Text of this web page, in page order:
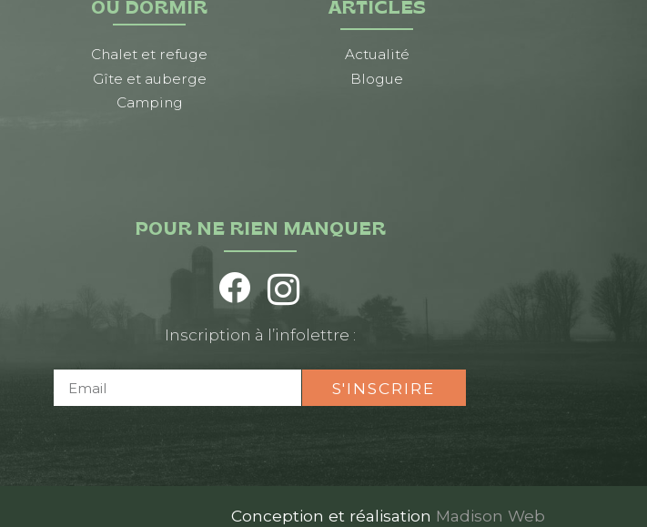
OÙ DORMIR
Chalet et refuge
Gîte et auberge
Camping
ARTICLES
Actualité
Blogue
POUR NE RIEN MANQUER
Inscription à l’infolettre :
S'INSCRIRE
Conception et réalisation Madison Web